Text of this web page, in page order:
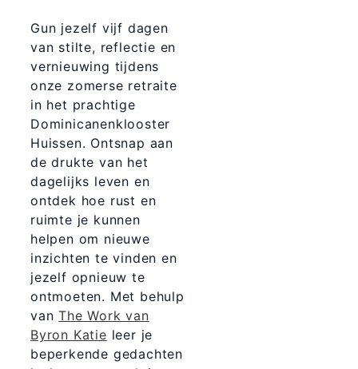
Gun jezelf vijf dagen
van stilte, reflectie en
vernieuwing tijdens
onze zomerse retraite
in het prachtige
Dominicanenklooster
Huissen. Ontsnap aan
de drukte van het
dagelijks leven en
ontdek hoe rust en
ruimte je kunnen
helpen om nieuwe
inzichten te vinden en
jezelf opnieuw te
ontmoeten. Met behulp
vanThe Work van
Byron Katie leer je
beperkende gedachten